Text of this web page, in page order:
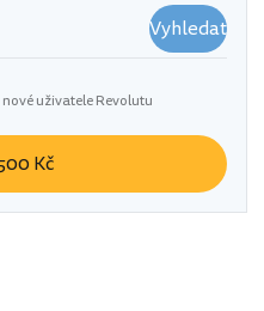
Vyhledat
uživatele Revolutu
Kč